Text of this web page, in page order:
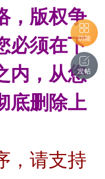
，版权争
必须在下
内，从您
底删除上
，请支持
功能
发帖